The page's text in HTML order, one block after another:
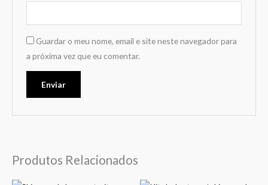
Guardar o meu nome, email e site neste navegador para
a próxima vez que eu comentar.
Produtos Relacionados